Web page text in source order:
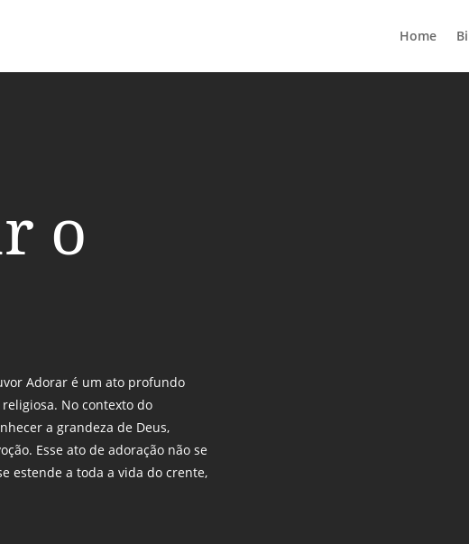
Home
o
Adorar é um ato profundo
No contexto do
a grandeza de Deus,
Esse ato de adoração não se
estende a toda a vida do crente,